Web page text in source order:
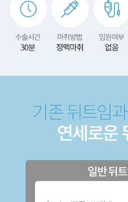
기존 뒤트임
연세로운